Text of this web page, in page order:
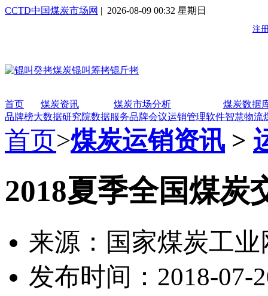
CCTD中国煤炭市场网 | 2026-08-09 00:32 星期日
首页 煤炭资讯 煤炭市场分析
煤炭数据
品牌榜大数据研究院数据服务品牌会议运销管理软件智慧物流
首页>煤炭运销资讯 >
2018夏季全国煤炭
来源：国家煤炭工业
发布时间：2018-07-